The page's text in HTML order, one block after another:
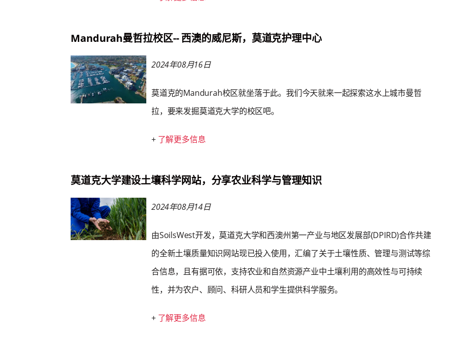
Mandurah曼哲拉校区-- 西澳的威尼斯，莫道克护理中心
2024年08月16日
莫道克的Mandurah校区就坐落于此。我们今天就来一起探索这水上城市曼哲
拉，要来发掘莫道克大学的校区吧。
+ 了解更多信息
莫道克大学建设土壤科学网站，分享农业科学与管理知识
2024年08月14日
由SoilsWest开发，莫道克大学和西澳州第一产业与地区发展部(DPIRD)合作共建
的全新土壤质量知识网站现已投入使用，汇编了关于土壤性质、管理与测试等综
合信息，且有据可依，支持农业和自然资源产业中土壤利用的高效性与可持续
性，并为农户、顾问、科研人员和学生提供科学服务。
+ 了解更多信息